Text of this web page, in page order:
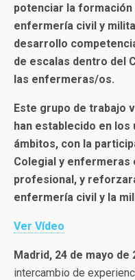
potenciar la
enfermería civil y
desarrollo
de escalas dentro del
las enfermeras/os.
Este grupo de trabajo
han establecido en
ámbitos, con la
Colegial y enfermeras
profesional, y
enfermería civil y la
Ver Vídeo
Madrid, 24 de mayo de
intercambio de